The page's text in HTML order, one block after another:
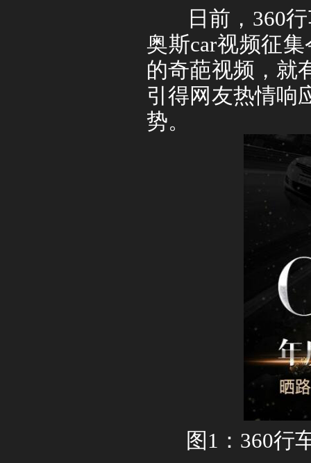
日前， 360
奥斯car视频征集
的奇葩视频，就
引得网友热情响
势。
图 1 ： 360行